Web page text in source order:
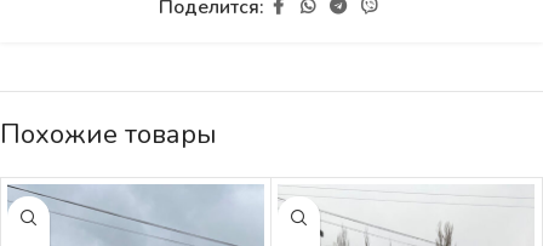
Поделится:
Похожие товары